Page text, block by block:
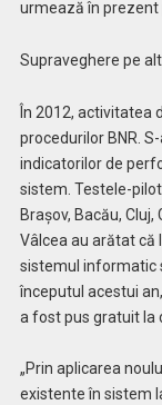
urmează în prezent
Supraveghere pe
În 2012, activitatea
procedurilor BNR.
indicatorilor de
sistem. Testele-
Braşov, Bacău, Cluj,
Vâlcea au arătat că
sistemul informatic
începutul acestui
a fost pus gratuit la
„Prin aplicarea
existente în sistem